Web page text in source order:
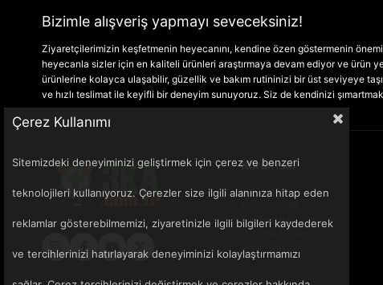
Bizimle alışveriş yapmayı seveceksiniz!
Ziyaretçilerimizin keşfetmenin heyecanını, kendine özen göstermenin
heyecanla sizler için en kaliteli ürünleri araştırmaya devam ediyor ve ürün
ürünlerine kolayca ulaşabilir, güzellik ve bakım rutininizi bir üst seviyeye
ve hızlı teslimat ile keyifli bir deneyim sunuyoruz. Siz de kendinizi
Kurumsal
Anasayfa
Sık Sorulan Sorular
Ödeme Güvenliği
Bize Ulaşın
Çerez Kullanımı
Sitemizdeki deneyiminizi geliştirmek için çerez ve benzeri
teknolojileri kullanıyoruz. Çerezler size ilgili alanınıza hitap eden
reklamlar gösterebilmemizi, ziyaretinizle ilgili bilgileri kaydederek
ve tercihlerinizi hatırlayarak deneyiminizi kolaylaştırmamızı